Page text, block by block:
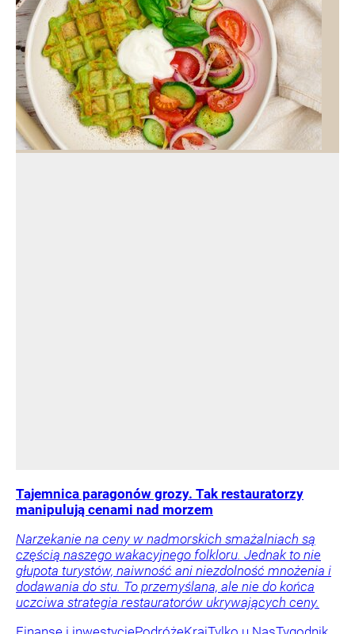
Tajemnica paragonów grozy. Tak restauratorzy
manipulują cenami nad morzem
Narzekanie na ceny w nadmorskich smażalniach są
częścią naszego wakacyjnego folkloru. Jednak to nie
głupota turystów, naiwność ani niezdolność mnożenia i
dodawania do stu. To przemyślana, ale nie do końca
uczciwa strategia restauratorów ukrywających ceny.